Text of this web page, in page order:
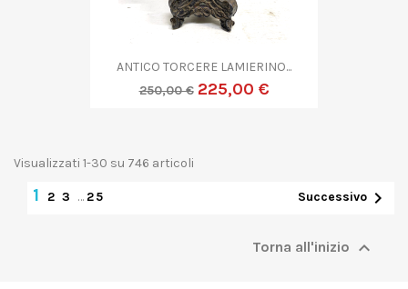
ANTICO TORCERE LAMIERINO...
250,00 € 225,00 €
Visualizzati 1-30 su 746 articoli
1 2 3 … 25 Successivo 
Torna all'inizio 